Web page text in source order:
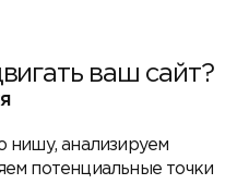
ваш сайт?
нишу, анализируем
потенциальные точки